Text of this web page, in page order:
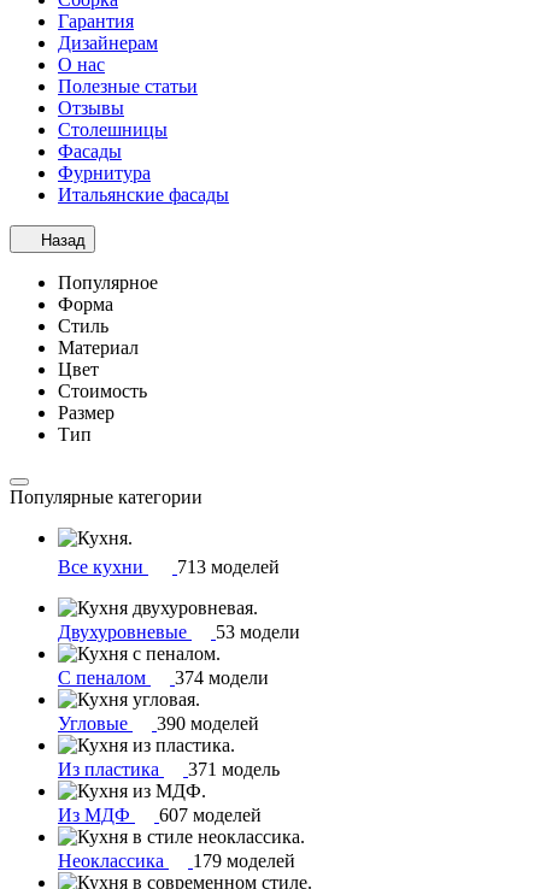
Гарантия
Дизайнерам
О нас
Полезные статьи
Отзывы
Столешницы
Фасады
Фурнитура
Итальянские фасады
Назад
Популярное
Форма
Стиль
Материал
Цвет
Стоимость
Размер
Тип
Популярные категории
Все кухни 713 моделей
Двухуровневые 53 модели
С пеналом 374 модели
Угловые 390 моделей
Из пластика 371 модель
Из МДФ 607 моделей
Неоклассика 179 моделей